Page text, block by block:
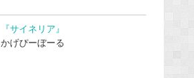
『サイネリア』
かげぴーぼーる